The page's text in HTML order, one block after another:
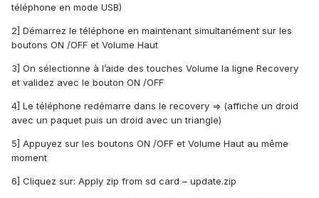
téléphone en mode USB)
2] Démarrez le téléphone en maintenant simultanément sur les
boutons ON /OFF et Volume Haut
3] On sélectionne à l’aide des touches Volume la ligne Recovery
et validez avec le bouton ON /OFF
4] Le téléphone redémarre dans le recovery => (affiche un droid
avec un paquet puis un droid avec un triangle)
5] Appuyez sur les boutons ON /OFF et Volume Haut au même
moment
6] Cliquez sur: Apply zip from sd card – update.zip